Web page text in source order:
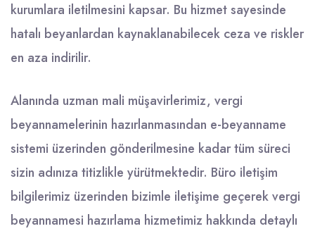
kurumlara iletilmesini kapsar. Bu hizmet sayesinde
hatalı beyanlardan kaynaklanabilecek ceza ve riskler
en aza indirilir.
Alanında uzman mali müşavirlerimiz, vergi
beyannamelerinin hazırlanmasından e-beyanname
sistemi üzerinden gönderilmesine kadar tüm süreci
sizin adınıza titizlikle yürütmektedir. Büro iletişim
bilgilerimiz üzerinden bizimle iletişime geçerek vergi
beyannamesi hazırlama hizmetimiz hakkında detaylı